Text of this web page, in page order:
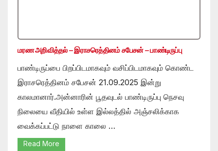
மரண அறிவித்தல் – இராசரெத்தினம் சபேசன் – பாண்டிருப்பு
பாண்டிருப்பை பிறப்பிடமாகவும் வசிப்பிடமாகவும் கொண்ட
இராசரெத்தினம் சபேசன் 21.09.2025 இன்று
காலமானார்.அன்னாரின் பூதவுடல் பாண்டிருப்பு நெசவு
நிலையை வீதியில் உள்ள இல்லத்தில் அஞ்சலிக்காக
வைக்கப்பட்டு நாளை காலை …
Read More